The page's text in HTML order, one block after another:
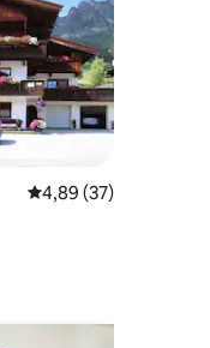
: 4,97 sur 5
Évaluation moyenne
4,89 (37)